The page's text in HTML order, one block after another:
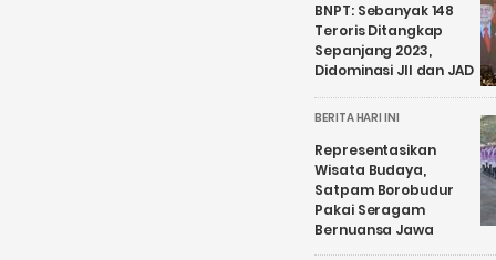
BNPT: Sebanyak 148
Teroris Ditangkap
Sepanjang 2023,
Didominasi JII dan JAD
BERITA HARI INI
Representasikan
Wisata Budaya,
Satpam Borobudur
Pakai Seragam
Bernuansa Jawa